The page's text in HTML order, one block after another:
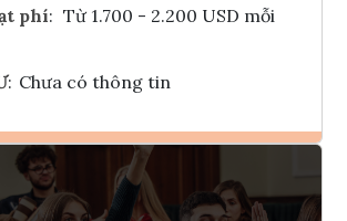
phí: Từ 1.700 - 2.200 USD mỗi
: Chưa có thông tin
Ghi danh